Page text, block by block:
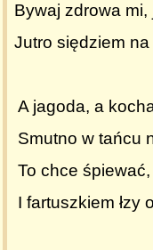
Bywaj zdrowa mi,
Jutro siędziem
A jagoda, a
Smutno w tańcu
To chce
I fartuszkiem